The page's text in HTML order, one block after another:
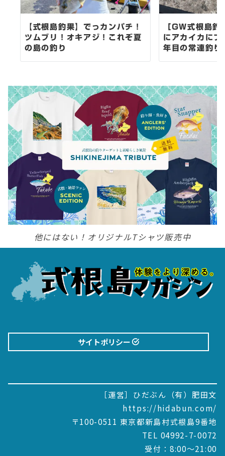
【式根島釣果】でっカンパチ！
ツムブリ！オキアジ！これぞ夏
の島の釣り
［GW式根島釣
にアカイカに
年目の常連釣
他にはない！オリジナルTシャツ販売中
サイトポリシー
［運営］ひだぶん（有）肥田文
https://hidabun.com/
〒100-0511 東京都新島村式根島9番地
TEL 04992-7-0072
受付：8:00～21:00